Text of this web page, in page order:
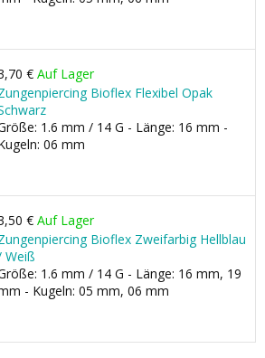
€ Auf Lager
Bioflex Flexibel Opak
1.6 mm / 14 G - Länge: 16 mm -
06 mm
€ Auf Lager
Bioflex Zweifarbig Hellblau
Weiß
1.6 mm / 14 G - Länge: 16 mm, 19
- Kugeln: 05 mm, 06 mm